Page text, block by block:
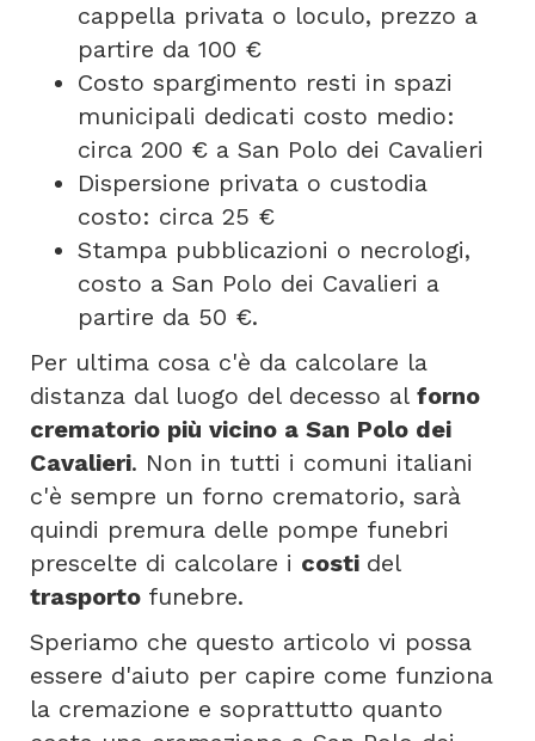
cappella privata o loculo, prezzo a
partire da 100 €
Costo spargimento resti in spazi
municipali dedicati costo medio:
circa 200 € a San Polo dei Cavalieri
Dispersione privata o custodia
costo: circa 25 €
Stampa pubblicazioni o necrologi,
costo a San Polo dei Cavalieri a
partire da 50 €.
Per ultima cosa c'è da calcolare la
distanza dal luogo del decesso al forno
crematorio più vicino a San Polo dei
Cavalieri. Non in tutti i comuni italiani
c'è sempre un forno crematorio, sarà
quindi premura delle pompe funebri
prescelte di calcolare i costi del
trasporto funebre.
Speriamo che questo articolo vi possa
essere d'aiuto per capire come funziona
la cremazione e soprattutto quanto